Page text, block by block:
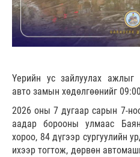
Үерийн ус зайлуулах ажлыг
авто замын хөдөлгөөнийг
2026 оны 7 дугаар сарын 7-
аадар борооны улмаас
хороо, 84 дүгээр сургуулийн
ихээр тогтож, дөрвөн